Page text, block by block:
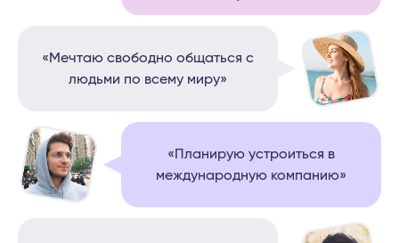
«Мечтаю свободно общаться с
людьми по всему миру»
«Планирую устроиться в
международную компанию»